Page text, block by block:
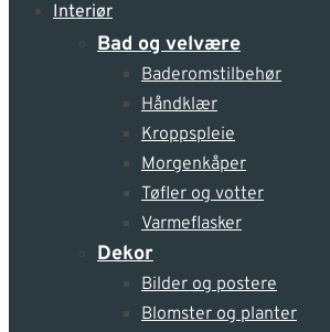
Interiør
Bad og velvære
Baderomstilbehør
Håndklær
Kroppspleie
Morgenkåper
Tøfler og votter
Varmeflasker
Dekor
Bilder og postere
Blomster og planter